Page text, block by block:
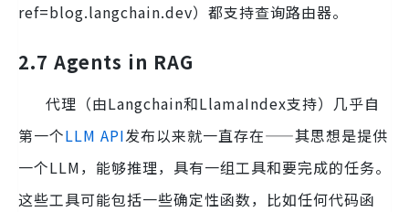
ref=blog.langchain.dev）都支持查询路由器。
2.7 Agents in RAG
代理（由Langchain和LlamaIndex支持）几乎自
第一个LLM API发布以来就一直存在——其思想是提供
一个LLM，能够推理，具有一组工具和要完成的任务。
这些工具可能包括一些确定性函数，比如任何代码函